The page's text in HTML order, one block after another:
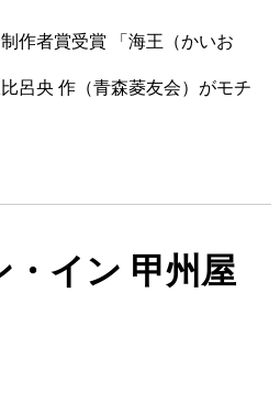
作者賞受賞 「海王（かいお
呂央 作（青森菱友会）がモチ
・イン 甲州屋